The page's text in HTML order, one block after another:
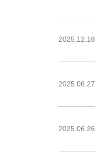
2025.12.18
2025.06.27
2025.06.26